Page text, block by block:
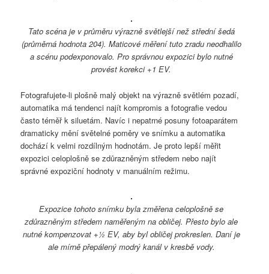
Tato scéna je v průměru výrazně světlejší než střední šedá
(průměrná hodnota 204). Maticové měření tuto zradu neodhalilo
a scénu podexponovalo. Pro správnou expozici bylo nutné
provést korekci +1 EV.
Fotografujete-li plošně malý objekt na výrazně světlém pozadí,
automatika má tendenci najít kompromis a fotografie vedou
často téměř k siluetám. Navíc i nepatrné posuny fotoaparátem
dramaticky mění světelné poměry ve snímku a automatika
dochází k velmi rozdílným hodnotám. Je proto lepší měřit
expozici celoplošně se zdůrazněným středem nebo najít
správné expoziční hodnoty v manuálním režimu.
Expozice tohoto snímku byla změřena celoplošně se
zdůrazněným středem naměřeným na obličej. Přesto bylo ale
nutné kompenzovat +½ EV, aby byl obličej prokreslen. Daní je
ale mírně přepálený modrý kanál v kresbě vody.